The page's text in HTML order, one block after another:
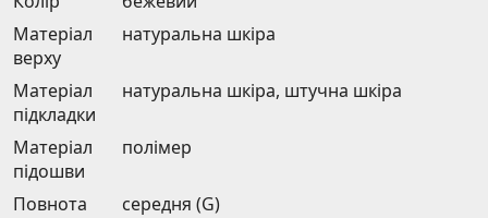
Матеріал
верху
натуральна шкіра
Матеріал
підкладки
натуральна шкіра, штучна шкіра
Матеріал
підошви
полімер
Повнота
середня (G)